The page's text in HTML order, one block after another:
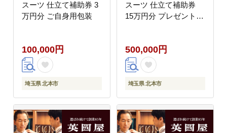
スーツ 仕立て補助券 3
万円分 ご自身用包装
100,000円
埼玉県 北本市
スーツ 仕立て補助券
15万円分 プレゼント用
500,000円
埼玉県 北本市